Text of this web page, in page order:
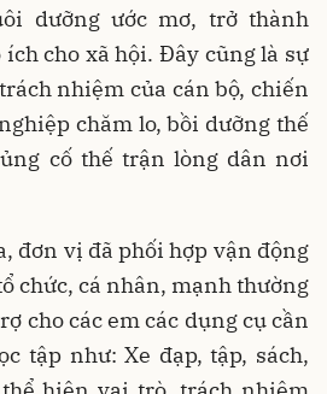
dưỡng ước mơ, trở thành
cho xã hội. Đây cũng là sự
nhiệm của cán bộ, chiến
chăm lo, bồi dưỡng thế
cố thế trận lòng dân nơi
đơn vị đã phối hợp vận động
chức, cá nhân, mạnh thường
cho các em các dụng cụ cần
tập như: Xe đạp, tập, sách,